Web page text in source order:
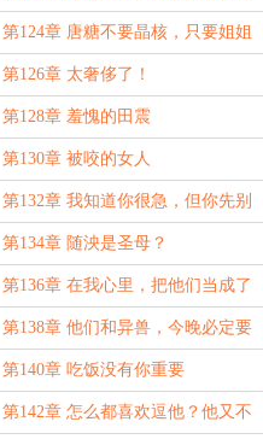
第124章 唐糖不要晶核，只要姐姐
第126章 太奢侈了！
第128章 羞愧的田震
第130章 被咬的女人
第132章 我知道你很急，但你先别
急
第134章 随泱是圣母？
第136章 在我心里，把他们当成了
自己的孩子
第138章 他们和异兽，今晚必定要
有个了结！
第140章 吃饭没有你重要
第142章 怎么都喜欢逗他？他又不